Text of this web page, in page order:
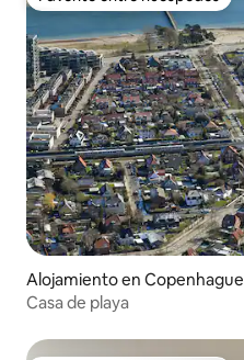
Favorito entre huéspedes
Alojamiento en Copenhague
Casa de playa